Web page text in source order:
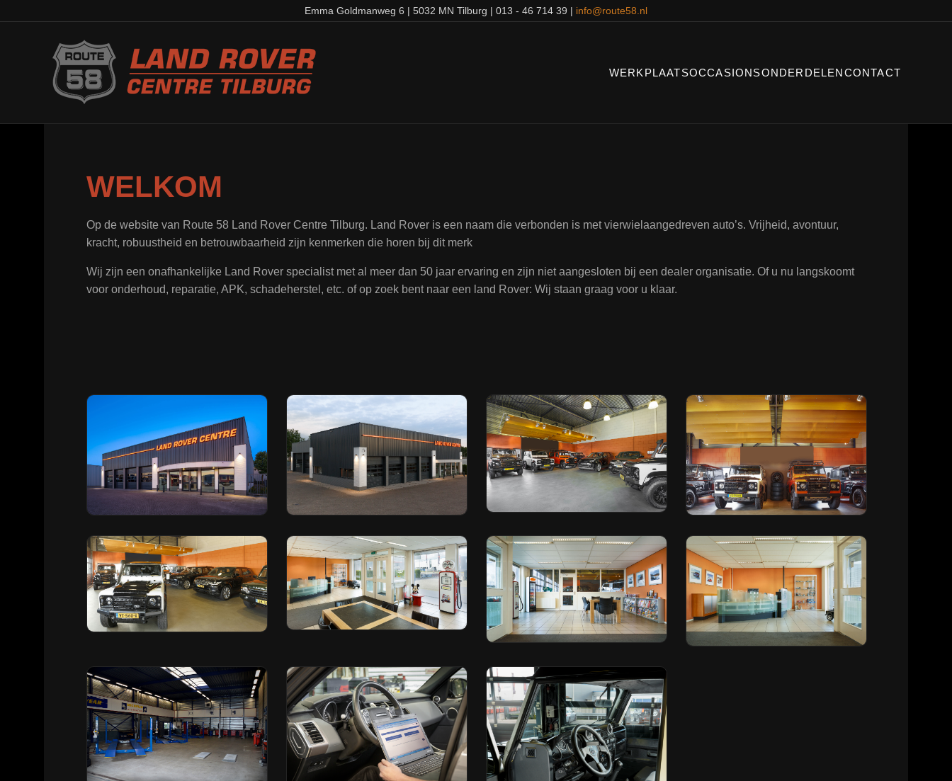
Emma Goldmanweg 6 | 5032 MN Tilburg | 013 - 46 714 39 | info@route58.nl
WERKPLAATSOCCASIONSONDERDELENCONTACT
WELKOM
Op de website van Route 58 Land Rover Centre Tilburg. Land Rover is een naam die verbonden is met vierwielaangedreven auto’s. Vrijheid, avontuur,
kracht, robuustheid en betrouwbaarheid zijn kenmerken die horen bij dit merk
Wij zijn een onafhankelijke Land Rover specialist met al meer dan 50 jaar ervaring en zijn niet aangesloten bij een dealer organisatie. Of u nu langskoomt
voor onderhoud, reparatie, APK, schadeherstel, etc. of op zoek bent naar een land Rover: Wij staan graag voor u klaar.